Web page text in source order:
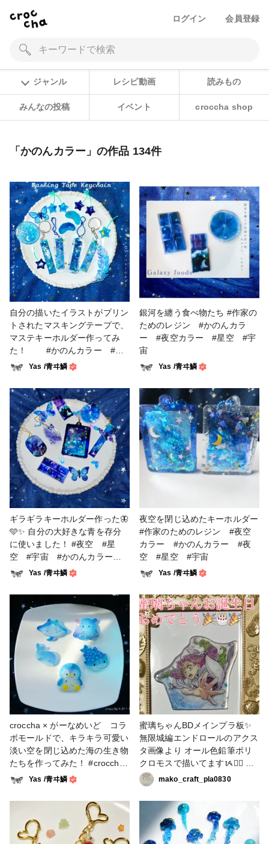
ログイン 会員登録
ジャンル レシピ動画 読みもの
みんなの投稿 イベント croccha shop
「かのんカラー」の作品 134件
自分の描いたイラストがプリン
トされたマスキングテープで、
マステキーホルダー作ってみ
た！ #かのんカラー #夜
空カラー #夜空 #星 #星
Yas /青ヰ鱗
銀河を纏う食べ物たち #作家の
ためのレジン #かのんカラ
ー #夜空カラー #星空 #宇
宙
Yas /青ヰ鱗
ギラギラキーホルダー作った🦋
🩵✨ 自分の大好きな青を存分
に使いました！ #夜空 #星
空 #宇宙 #かのんカラー #
夜空カラー
Yas /青ヰ鱗
夜空を閉じ込めたキーホルダー
#作家のためのレジン #夜空
カラー #かのんカラー #夜
空 #星空 #宇宙
Yas /青ヰ鱗
croccha × がーなめいど コラ
ボモールドで、キラキラ可愛い
淡い空を閉じ込めた海の生き物
たちを作ってみた！ #croccha4
周年記念福袋 #croccha4周
ー #がーなめいど #がーな
めいどコラボ #作家のための
レジン #液体ラメ #かのん
カラー
Yas /青ヰ鱗
蜜璃ちゃんBDメインプラ板✨
無限城編エンドロールのアクス
タ画像より オール色鉛筆ポリ
クロモスで描いてますᝰ✍🏻 裏
のレジン仕上げに、無限城の怪
しい光の中を落ちて行くシーン
を、かのんカラーの星屑ネイビ
ーをシルバーグレーのラメパウ
ダーを混ぜたレジンにぼかし入
れてみました✨ #色鉛筆プラ板
mako_craft_pla0830